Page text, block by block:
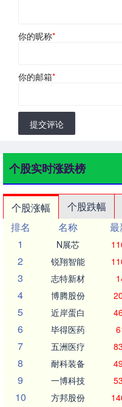
你的昵称*
你的邮箱*
提交评论
个股实时涨跌榜
个股涨幅 个股跌幅
排名
名称 最
1
N展芯
2 锐翔智能
3 志特新材
4 博腾股份
5 近岸蛋白
6 毕得医药
7 五洲医疗
8 耐科装备
9 一博科技
10 方邦股份